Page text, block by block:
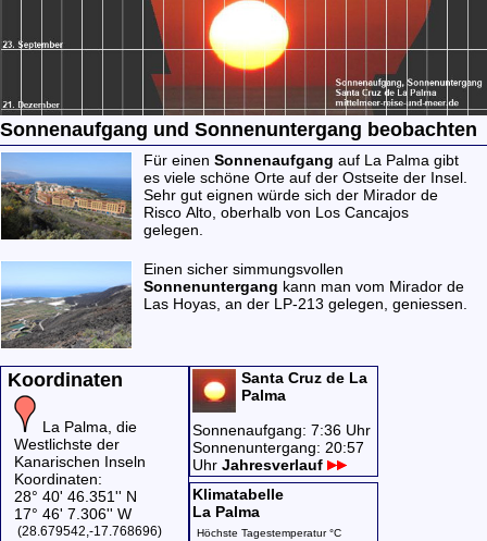
Sonnenaufgang und Sonnenuntergang beobachten
Für einen Sonnenaufgang auf La Palma gibt
es viele schöne Orte auf der Ostseite der Insel.
Sehr gut eignen würde sich der Mirador de
Risco Alto , oberhalb von Los Cancajos
gelegen.
Einen sicher simmungsvollen
Sonnenuntergang kann man vom Mirador de
Las Hoyas , an der LP-213 gelegen, geniessen.
Koordinaten
La Palma, die
Westlichste der
Kanarischen Inseln
Koordinaten:
28° 40' 46.351'' N
17° 46' 7.306'' W
(28.679542,-17.768696)
Santa Cruz de La
Palma
Sonnenaufgang: 7:36 Uhr
Sonnenuntergang: 20:57
Uhr Jahresverlauf
Klimatabelle
La Palma
Höchste Tagestemperatur °C